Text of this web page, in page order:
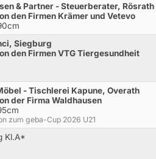
& Partner - Steuerberater, Rösrath
den Firmen Krämer und Vetevo
Siegburg
den Firmen VTG Tiergesundheit
- Tischlerei Kapune, Overath
der Firma Waldhausen
zum geba-Cup 2026 U21
Kl.A*